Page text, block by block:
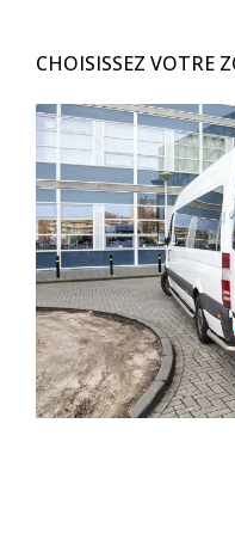
CHOISISSEZ VOTRE